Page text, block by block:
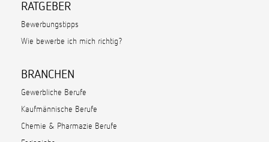
RATGEBER
Bewerbungstipps
Wie bewerbe ich mich richtig?
BRANCHEN
Gewerbliche Berufe
Kaufmännische Berufe
Chemie & Pharmazie Berufe